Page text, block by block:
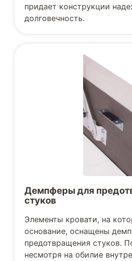
придает конструкции
долговечность.
Демпферы для
стуков
Элементы кровати, на
основание, оснащены
предотвращения стуков.
несмотря на обилие